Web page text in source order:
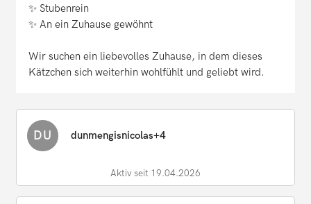
✨ Stubenrein
✨ An ein Zuhause gewöhnt
Wir suchen ein liebevolles Zuhause, in dem dieses
Kätzchen sich weiterhin wohlfühlt und geliebt wird.
DU dunmengisnicolas+4
Aktiv seit 19.04.2026